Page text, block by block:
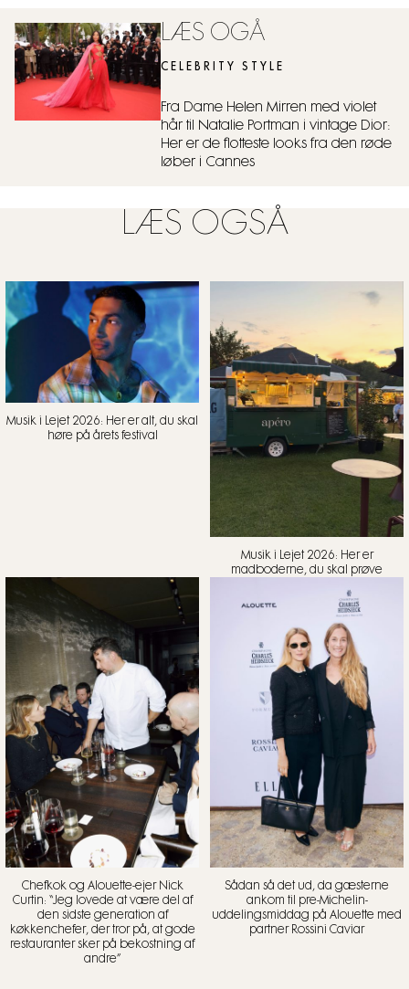
LÆS OGÅ
CELEBRITY STYLE
Fra Dame Helen Mirren med violet
hår til Natalie Portman i vintage Dior:
Her er de flotteste looks fra den røde
løber i Cannes
LÆS OGSÅ
Musik i Lejet 2026: Her er alt, du skal
høre på årets festival
Musik i Lejet 2026: Her er
madboderne, du skal prøve
Chefkok og Alouette-ejer Nick
Curtin: “Jeg lovede at være del af
den sidste generation af
køkkenchefer, der tror på, at gode
restauranter sker på bekostning af
andre”
Sådan så det ud, da gæsterne
ankom til pre-Michelin-
uddelingsmiddag på Alouette med
partner Rossini Caviar